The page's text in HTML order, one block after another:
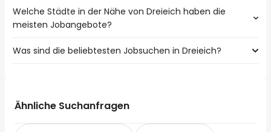
Städte in der Nähe von Dreieich mit den meisten recruiter
Jobs:
Darmstadt
Neu Isenburg
Welche Städte in der Nähe von Dreieich haben die
meisten Jobangebote?
10 Städte in der Nähe von Dreieich mit den meisten
Offenbach
Was sind die beliebtesten Jobsuchen in Dreieich?
teilzeit
Ähnliche Suchanfragen